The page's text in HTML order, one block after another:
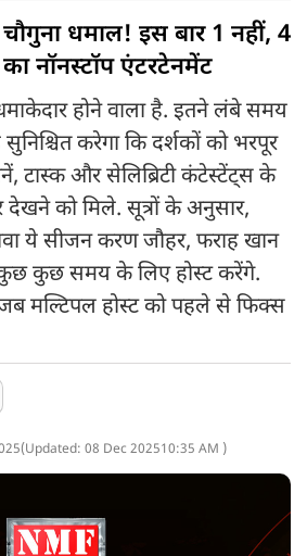
धमाल! इस बार 1 नहीं, 4
नॉनस्टॉप एंटरटेनमेंट
होने वाला है. इतने लंबे समय
करेगा कि दर्शकों को भरपूर
टास्क और सेलिब्रिटी कंटेस्टेंट्स के
देखने को मिले. सूत्रों के अनुसार,
ये सीजन करण जौहर, फराह खान
कुछ समय के लिए होस्ट करेंगे.
जब मल्टिपल होस्ट को पहले से फिक्स
(Updated: 08 Dec 202510:35 AM )